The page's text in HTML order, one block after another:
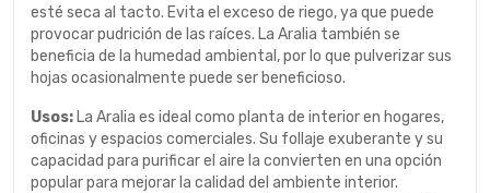
esté seca al tacto. Evita el exceso de riego, ya que puede
provocar pudrición de las raíces. La Aralia también se
beneficia de la humedad ambiental, por lo que pulverizar sus
hojas ocasionalmente puede ser beneficioso.
Usos: La Aralia es ideal como planta de interior en hogares,
oficinas y espacios comerciales. Su follaje exuberante y su
capacidad para purificar el aire la convierten en una opción
popular para mejorar la calidad del ambiente interior.